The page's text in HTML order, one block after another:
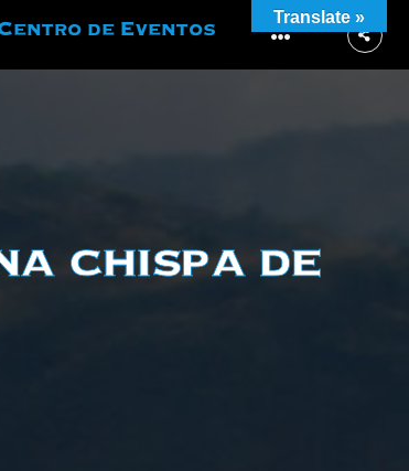
de Eventos More
chispa de
Translate »